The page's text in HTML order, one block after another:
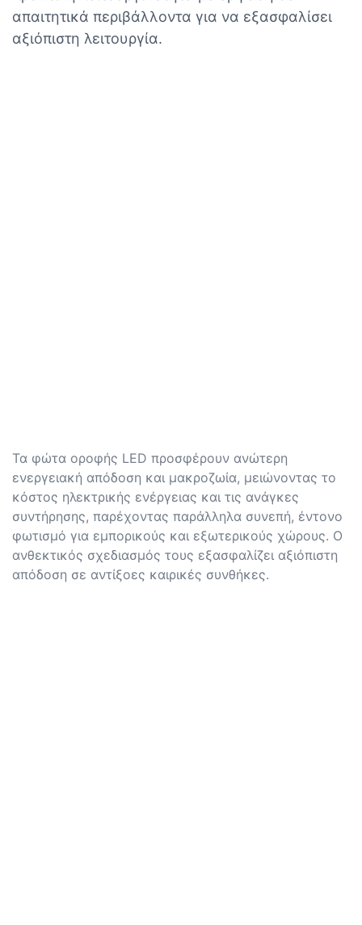
απαιτητικά περιβάλλοντα για να εξασφαλίσει
αξιόπιστη λειτουργία.
Τα φώτα οροφής LED προσφέρουν ανώτερη
ενεργειακή απόδοση και μακροζωία, μειώνοντας το
κόστος ηλεκτρικής ενέργειας και τις ανάγκες
συντήρησης, παρέχοντας παράλληλα συνεπή, έντονο
φωτισμό για εμπορικούς και εξωτερικούς χώρους. Ο
ανθεκτικός σχεδιασμός τους εξασφαλίζει αξιόπιστη
απόδοση σε αντίξοες καιρικές συνθήκες.